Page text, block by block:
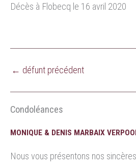
Décès à Flobecq le 16 avril 2020
← défunt précédent
Condoléances
MONIQUE & DENIS MARBAIX
Nous vous présentons nos